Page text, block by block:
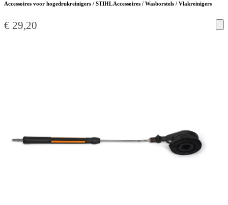
Accessoires voor hogedrukreinigers / STIHL Accessoires / Wasborstels / Vlakreinigers
€ 29,20